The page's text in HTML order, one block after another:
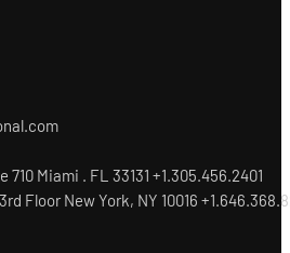
710 Miami . FL 33131 +1.305.456.2401
Floor New York, NY 10016